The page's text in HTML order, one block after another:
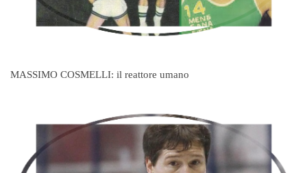
MASSIMO COSMELLI: il reattore umano